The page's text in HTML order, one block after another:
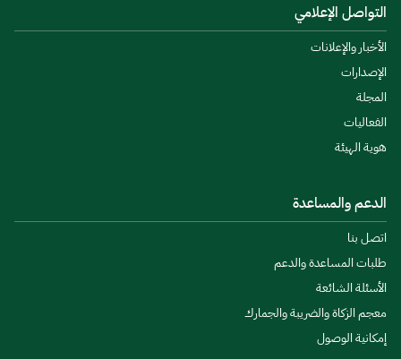
التواصل الإعلامي
الأخبار والإعلانات
الإصدارات
المجلة
الفعاليات
هوية الهيئة
الدعم والمساعدة
اتصل بنا
طلبات المساعدة والدعم
الأسئلة الشائعة
معجم الزكاة والضريبة والجمارك
إمكانية الوصول